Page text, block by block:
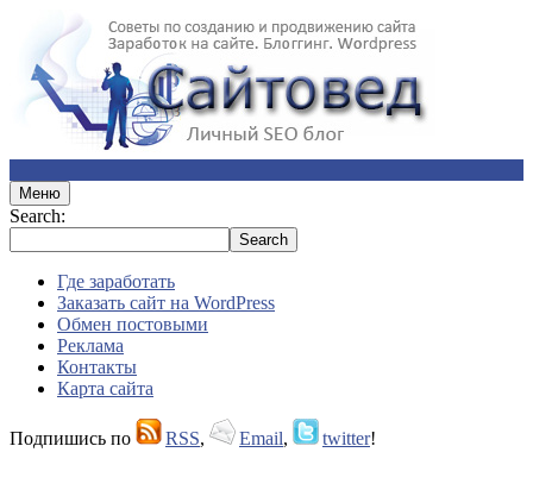
Меню
Search:
Где заработать
Заказать сайт на WordPress
Обмен постовыми
Реклама
Контакты
Карта сайта
Подпишись по RSS, Email, twitter!